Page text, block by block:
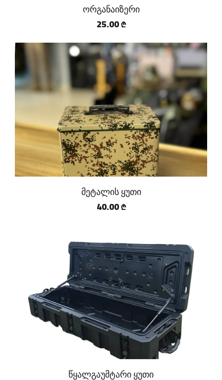
ორგანაიზერი
25.00 ₾
მეტალის ყუთი
40.00 ₾
წყალგაუმტარი ყუთი